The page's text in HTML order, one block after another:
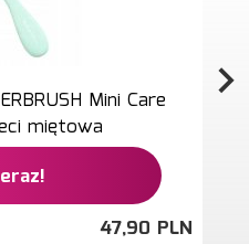
Mini Care
miętowa
47,90 PLN